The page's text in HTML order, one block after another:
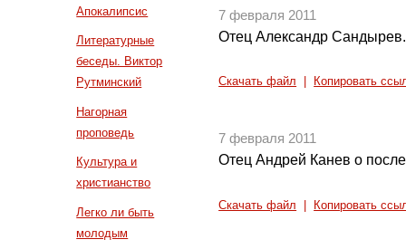
Апокалипсис
Литературные
беседы. Виктор
Рутминский
Нагорная
проповедь
Культура и
христианство
Легко ли быть
молодым
7 февраля 2011
Отец Александр
Скачать файл Копировать
7 февраля 2011
Отец Андрей Канев о
Скачать файл Копировать